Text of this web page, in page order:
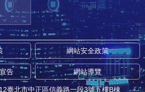
網站安全政策
告 網站導覽
臺北市中正區信義路一段3號五樓B棟